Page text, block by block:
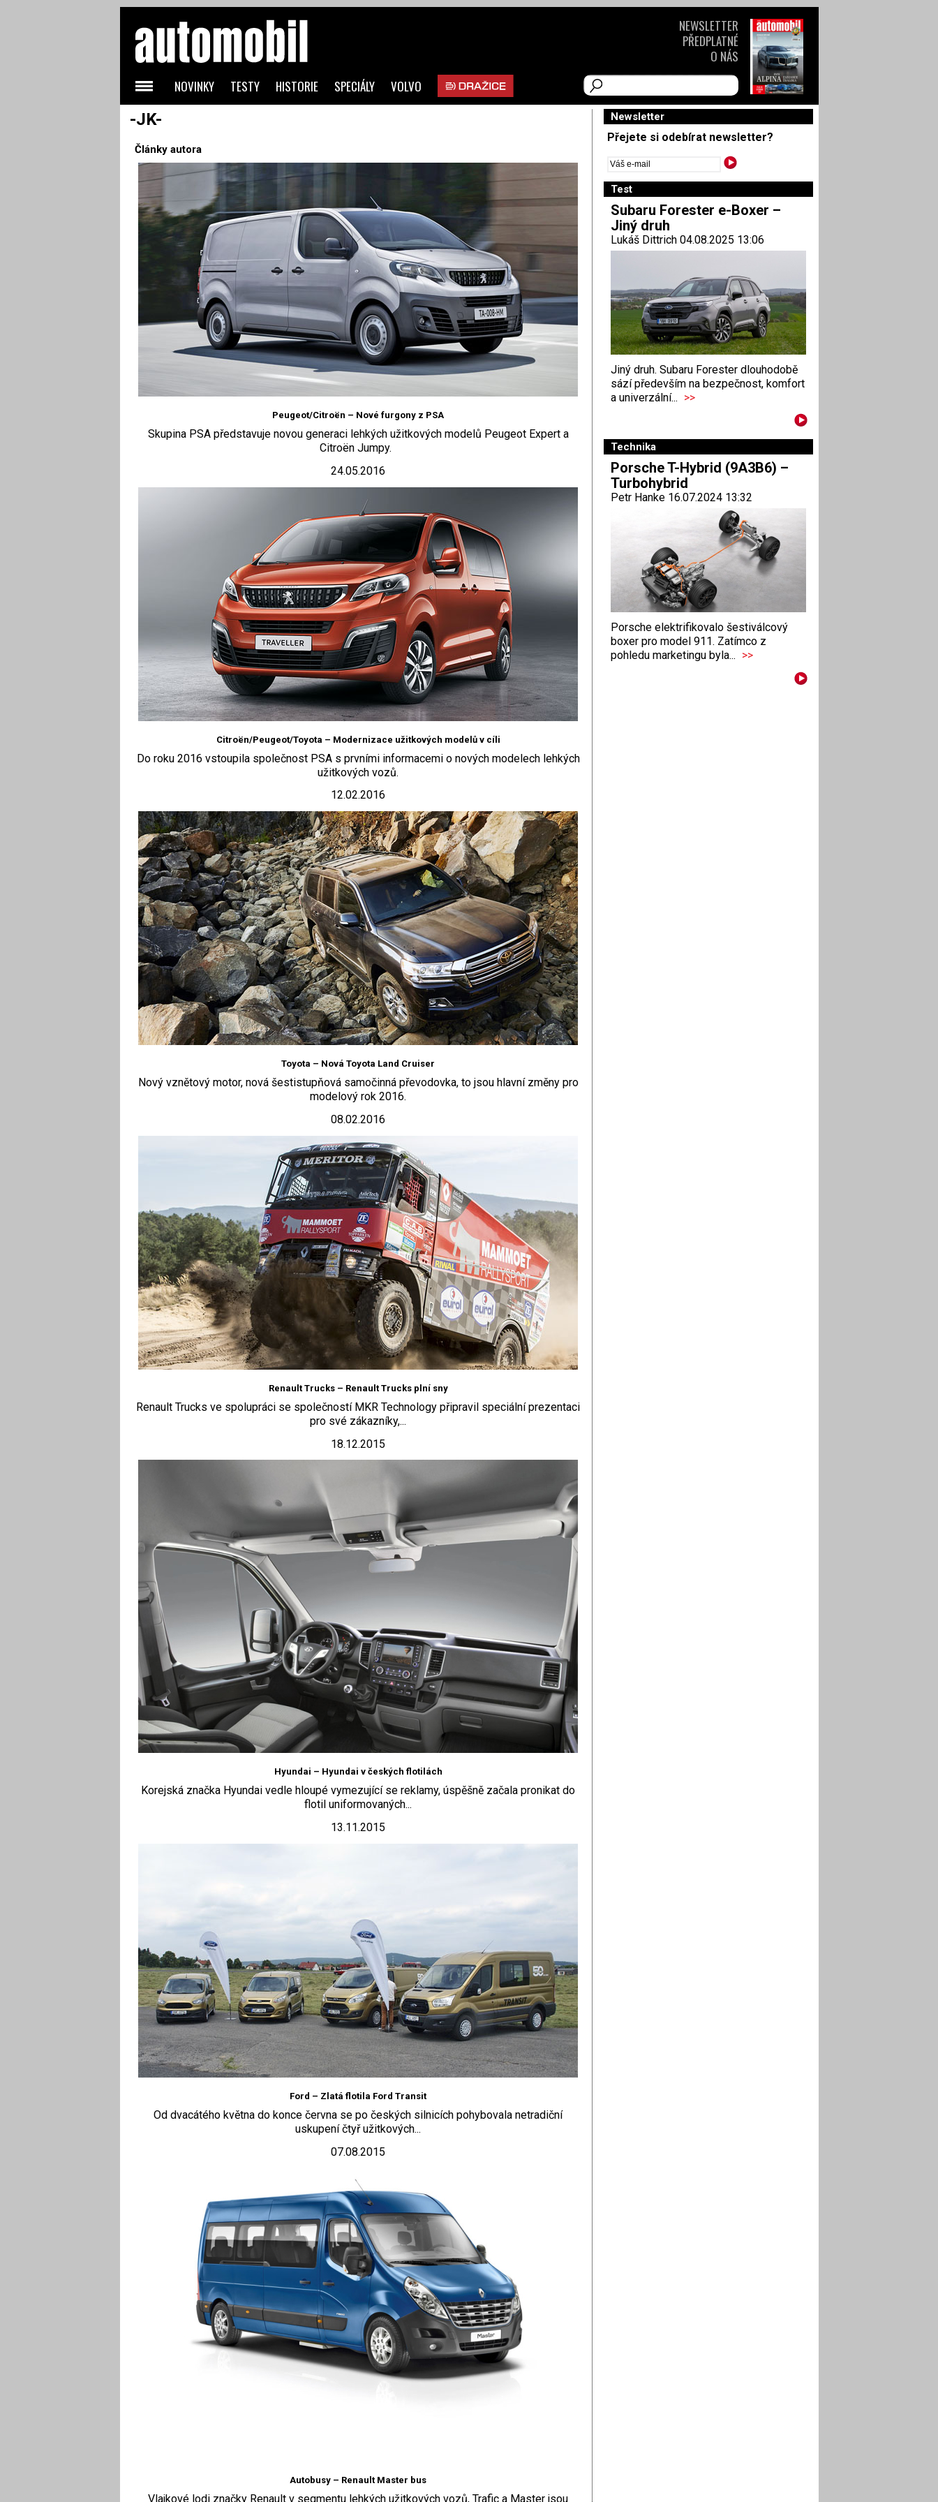
-JK-
Články autora
Peugeot/Citroën – Nové furgony z PSA
Skupina PSA představuje novou generaci lehkých užitkových modelů Peugeot Expert a
Citroën Jumpy.
24.05.2016
Citroën/Peugeot/Toyota – Modernizace užitkových modelů v cíli
Do roku 2016 vstoupila společnost PSA s prvními informacemi o nových modelech lehkých
užitkových vozů.
12.02.2016
Toyota – Nová Toyota Land Cruiser
Nový vznětový motor, nová šestistupňová samočinná převodovka, to jsou hlavní změny pro
modelový rok 2016.
08.02.2016
Renault Trucks – Renault Trucks plní sny
Renault Trucks ve spolupráci se společností MKR Technology připravil speciální prezentaci
pro své zákazníky,...
18.12.2015
Hyundai – Hyundai v českých flotilách
Korejská značka Hyundai vedle hloupé vymezující se reklamy, úspěšně začala pronikat do
flotil uniformovaných...
13.11.2015
Ford – Zlatá flotila Ford Transit
Od dvacátého května do konce června se po českých silnicích pohybovala netradiční
uskupení čtyř užitkových...
07.08.2015
Autobusy – Renault Master bus
Vlajkové lodi značky Renault v segmentu lehkých užitkových vozů, Trafic a Master jsou
Newsletter
Přejete si odebírat newsletter?
Test
Subaru Forester e-Boxer –
Jiný druh
Lukáš Dittrich 04.08.2025 13:06
Jiný druh. Subaru Forester dlouhodobě
sází především na bezpečnost, komfort
a univerzální... >>
Technika
Porsche T-Hybrid (9A3B6) –
Turbohybrid
Petr Hanke 16.07.2024 13:32
Porsche elektrifikovalo šestiválcový
boxer pro model 911. Zatímco z
pohledu marketingu byla... >>
NOVINKY TESTY HISTORIE SPECIÁLY VOLVO
NEWSLETTER
PŘEDPLATNÉ
O NÁS